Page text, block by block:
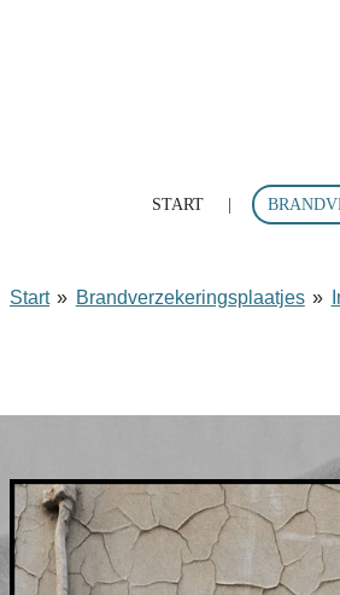
START
Start » Brandverzekeringsplaatjes »